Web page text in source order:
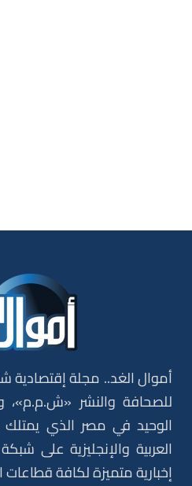
أموال الغد.. مجلة إقتصادية
للصحافة والنشر «ش.م.م»،
الوحيد في مصر الذي يمتلك
العربية والإنجليزية على
إخبارية متميزة لكافة قطاعات